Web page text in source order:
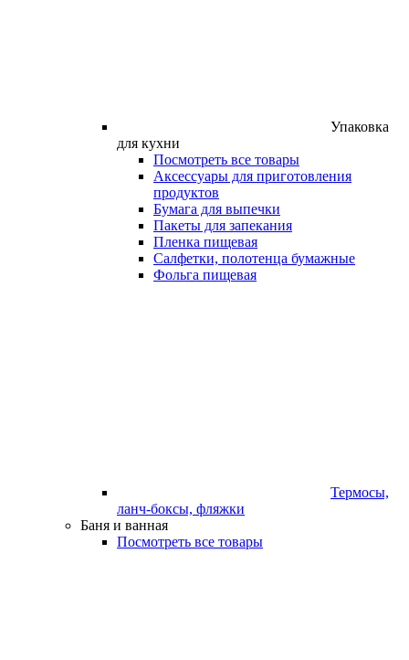
Упаковка
для кухни
Посмотреть все товары
Аксессуары для приготовления
продуктов
Бумага для выпечки
Пакеты для запекания
Пленка пищевая
Салфетки, полотенца бумажные
Фольга пищевая
Термосы,
ланч-боксы, фляжки
Баня и ванная
Посмотреть все товары